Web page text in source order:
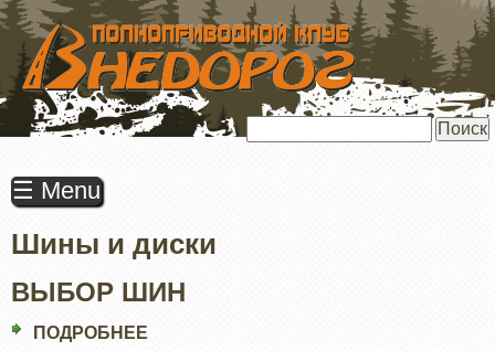
ПЕРЕЙТИ
ОСНОВНОМУ
СОДЕРЖАНИЮ
☰ Menu
Шины и диски
ВЫБОР ШИН
ПОДРОБНЕЕ